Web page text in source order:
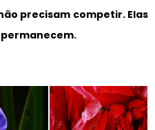
precisam competir. Elas